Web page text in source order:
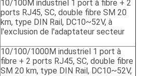
10/100M industriel 1 port à fibre + 2
ports RJ45, SC, double fibre SM 20
km, type DIN Rail, DC10~52V, à
l'exclusion de l'adaptateur secteur
10/100/1000M industriel 1 port à
fibre + 2 ports RJ45, SC, double fibre
SM 20 km, type DIN Rail, DC10~52V,